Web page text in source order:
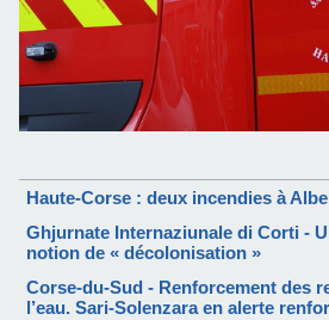
Haute-Corse : deux incendies à
Ghjurnate Internaziunale di Corti -
notion de « décolonisation »
Corse-du-Sud - Renforcement des
l’eau. Sari-Solenzara en alerte